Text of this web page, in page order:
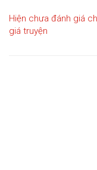
Hiện chưa đánh giá
giá truyện